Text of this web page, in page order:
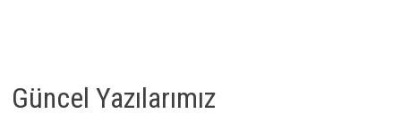
Güncel Yazılarımız